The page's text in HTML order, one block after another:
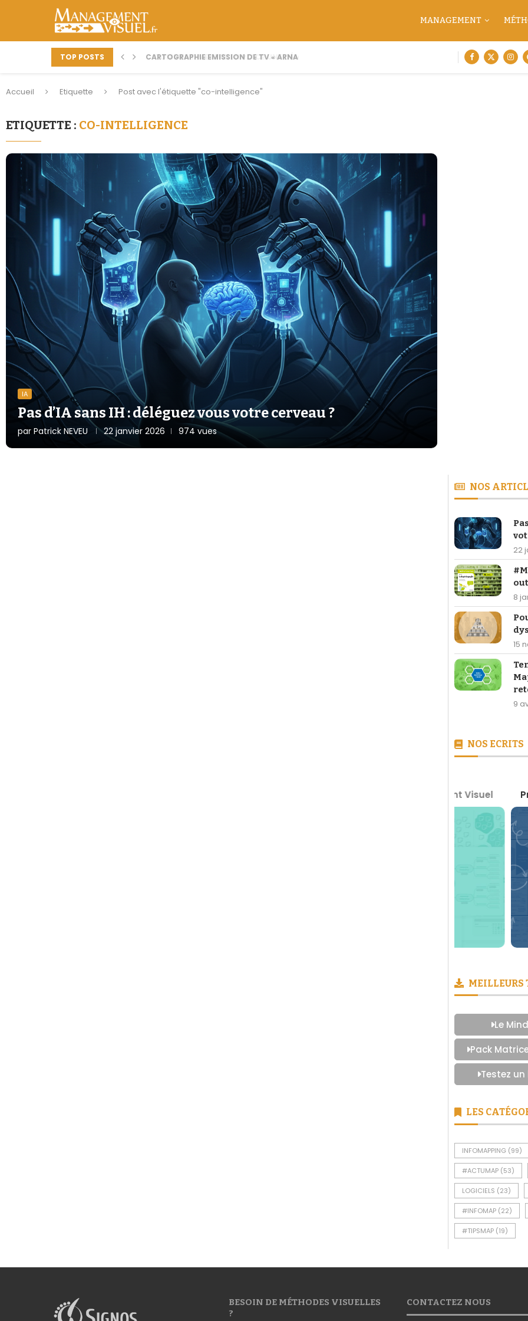
MANAGEMENT
TOP POSTS COMMENT METTRE EN PLACE UNE DÉMARCHE DE CARTOGRAPHIE...
CARTOGRAPHIE EMISSION DE TV « ARNAQUE MOI SI TU...
Accueil Etiquette Post avec l'étiquette "co-intelligence"
ETIQUETTE : CO-INTELLIGENCE
IA
Pas d’IA sans IH : déléguez vous votre cerveau ?
par Patrick NEVEU 22 janvier 2026 974 vues
NOS
22
8
15
9
NOS ECRITS
Prendre des
MEILLEURS
Le
Pack
Testez
LES
INFOMAPPING (99)
#ACTUMAP (53)
LOGICIELS (23)
#INFOMAP (22)
#TIPSMAP (19)
BESOIN DE MÉTHODES VISUELLES
?
CONTACTEZ NOUS